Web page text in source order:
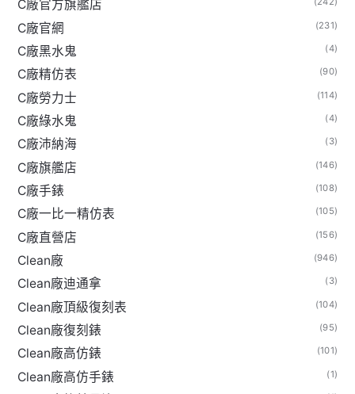
C廠官方旗艦店
C廠官網 (231)
C廠黑水鬼 (4)
C廠精仿表 (90)
C廠勞力士 (114)
C廠綠水鬼 (4)
C廠沛納海 (3)
C廠旗艦店 (146)
C廠手錶 (108)
C廠一比一精仿表 (105)
C廠直營店 (156)
Clean廠 (946)
Clean廠迪通拿 (3)
Clean廠頂級復刻表 (104)
Clean廠復刻錶 (95)
Clean廠高仿錶 (101)
Clean廠高仿手錶 (1)